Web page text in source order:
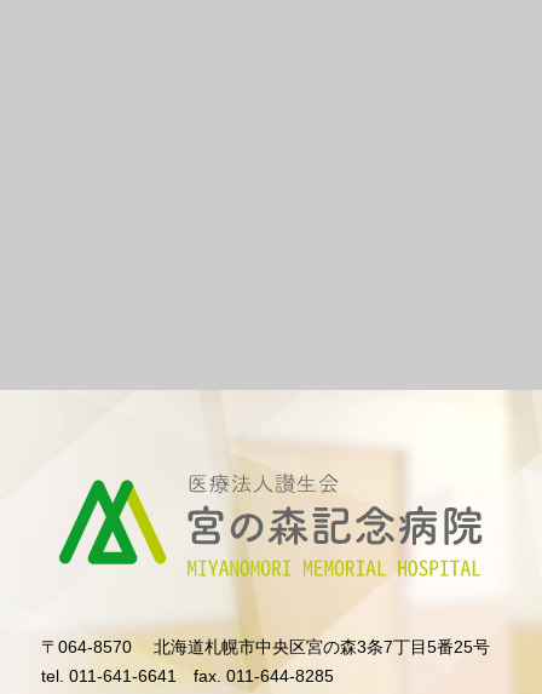
〒064-8570
北海道札幌市中央区宮の森3条7丁目5番25号
tel. 011-641-6641
fax. 011-644-8285